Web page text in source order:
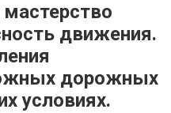
движения.
дорожных
условиях.